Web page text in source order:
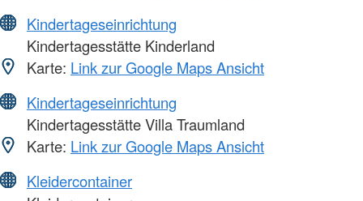
Kindertageseinrichtung
Kindertagesstätte Kinderland
Karte: Link zur Google Maps Ansicht
Kindertageseinrichtung
Kindertagesstätte Villa Traumland
Karte: Link zur Google Maps Ansicht
Kleidercontainer